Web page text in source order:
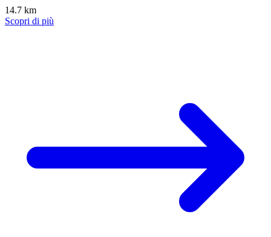
14.7 km
Scopri di più